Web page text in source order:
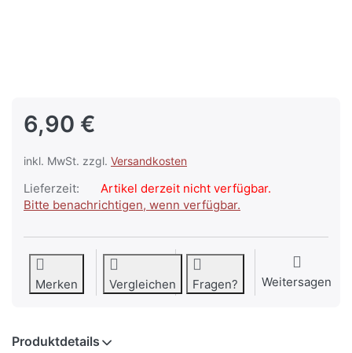
6,90 €
inkl. MwSt. zzgl. Versandkosten
Lieferzeit:
Artikel derzeit nicht verfügbar.
Bitte benachrichtigen, wenn verfügbar.
Merken Vergleichen Fragen? Weitersagen
Produktdetails